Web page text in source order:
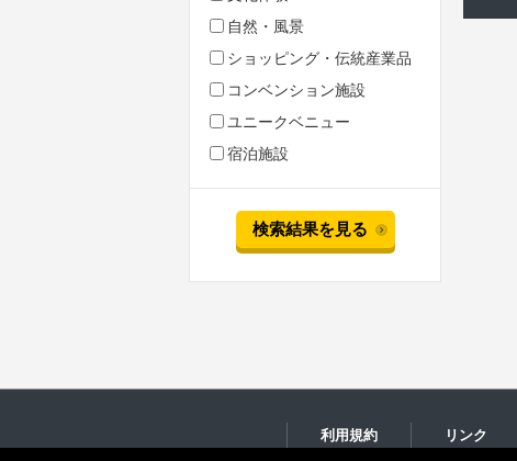
自然・風景
ショッピング・伝統産業品
コンベンション施設
ユニークベニュー
宿泊施設
検索結果を見る
利用規約 リンク